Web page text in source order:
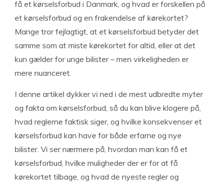
få et kørselsforbud i Danmark, og hvad er forskellen på
et kørselsforbud og en frakendelse af kørekortet?
Mange tror fejlagtigt, at et kørselsforbud betyder det
samme som at miste kørekortet for altid, eller at det
kun gælder for unge bilister – men virkeligheden er
mere nuanceret.
I denne artikel dykker vi ned i de mest udbredte myter
og fakta om kørselsforbud, så du kan blive klogere på,
hvad reglerne faktisk siger, og hvilke konsekvenser et
kørselsforbud kan have for både erfarne og nye
bilister. Vi ser nærmere på, hvordan man kan få et
kørselsforbud, hvilke muligheder der er for at få
kørekortet tilbage, og hvad de nyeste regler og